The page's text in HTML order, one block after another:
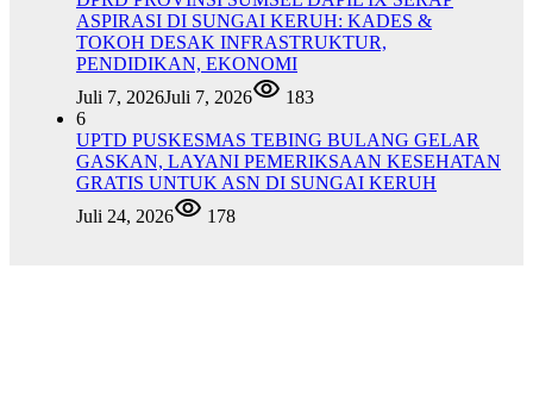
ASPIRASI DI SUNGAI KERUH: KADES &
TOKOH DESAK INFRASTRUKTUR,
PENDIDIKAN, EKONOMI
Juli 7, 2026Juli 7, 2026
183
6
UPTD PUSKESMAS TEBING BULANG GELAR
GASKAN, LAYANI PEMERIKSAAN KESEHATAN
GRATIS UNTUK ASN DI SUNGAI KERUH
Juli 24, 2026
178